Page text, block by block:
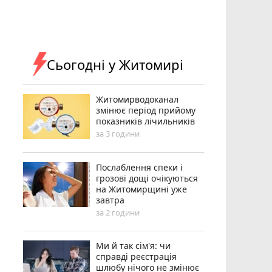
Сьогодні у Житомирі
Житомирводоканал
змінює період прийому
показників лічильників
за 3 години
Послаблення спеки і
грозові дощі очікуються
на Житомирщині уже
завтра
за 2 години
Ми й так сім'я: чи
справді реєстрація
шлюбу нічого не змінює